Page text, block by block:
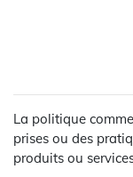
La politique
prises ou des
produits ou